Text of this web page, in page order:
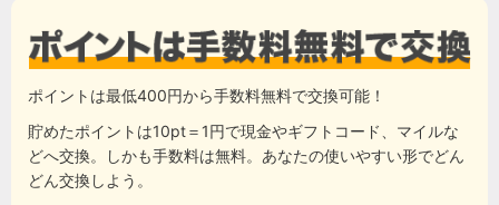
ポイントは最低400円から手数料無料で交換可能！
貯めたポイントは10pt＝1円で現金やギフトコード、マイルな
どへ交換。しかも手数料は無料。あなたの使いやすい形でどん
どん交換しよう。